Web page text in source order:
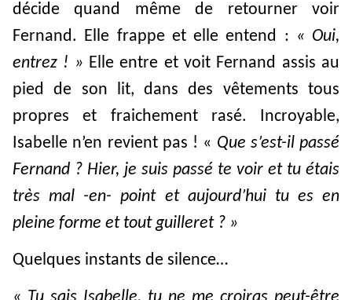
décide quand même de retourner voir
Fernand. Elle frappe et elle entend : « Oui,
entrez ! » Elle entre et voit Fernand assis au
pied de son lit, dans des vêtements tous
propres et fraichement rasé. Incroyable,
Isabelle n’en revient pas ! « Que s’est-il passé
Fernand ? Hier, je suis passé te voir et tu étais
très mal -en- point et aujourd’hui tu es en
pleine forme et tout guilleret ? »
Quelques instants de silence…